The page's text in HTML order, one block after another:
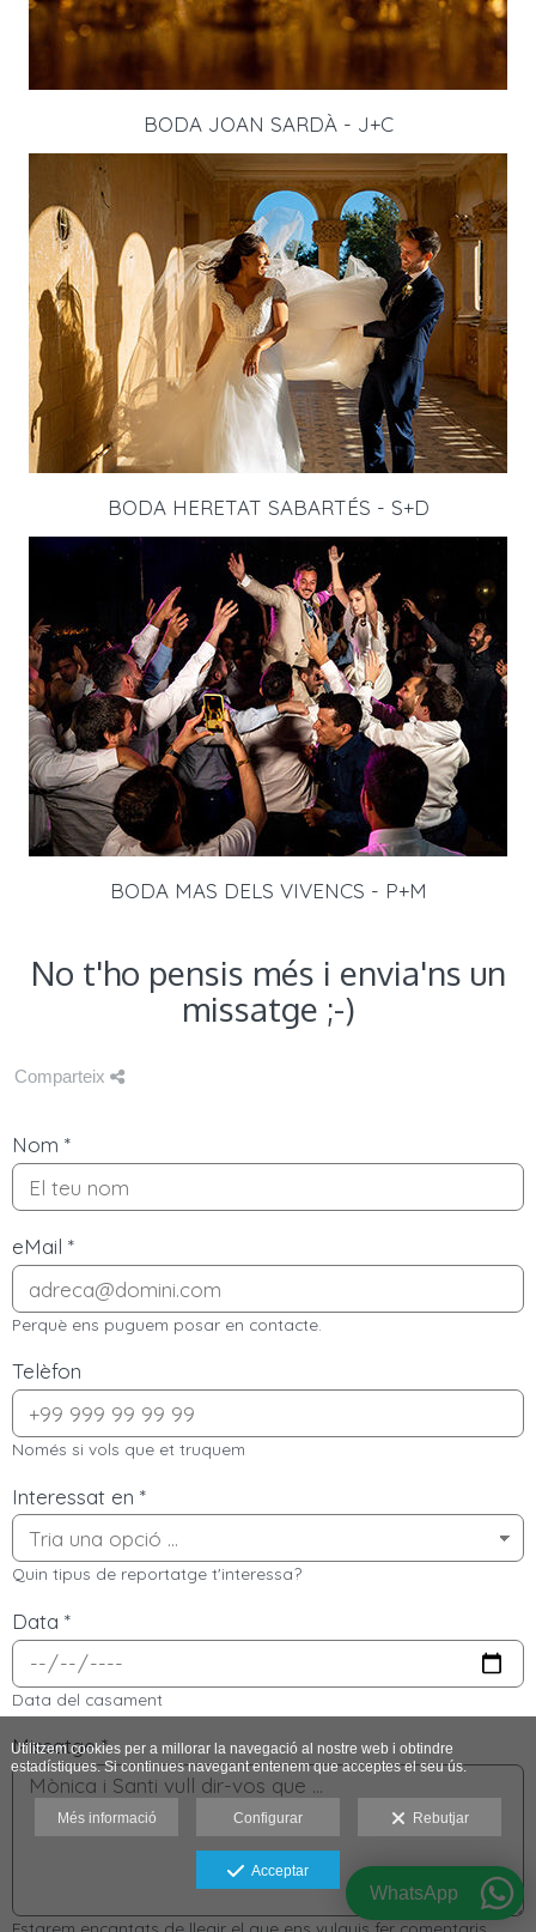
BODA JOAN SARDÀ - J+C
BODA HERETAT SABARTÉS - S+D
BODA MAS DELS VIVENCS - P+M
No t'ho pensis més i envia'ns un
missatge ;-)
Comparteix
Nom *
eMail *
Perquè ens puguem posar en contacte.
Telèfon
Només si vols que et truquem
Interessat en *
Quin tipus de reportatge t'interessa?
Data *
Data del casament
Missatge*
Utilitzem cookies per a millorar la navegació al nostre web i obtindre
estadístiques. Si continues navegant entenem que acceptes el seu ús.
Més informació Configurar Rebutjar
Acceptar
WhatsApp